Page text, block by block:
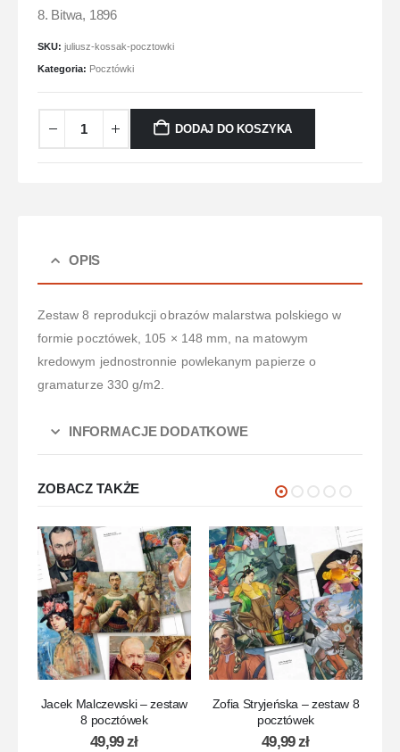
8. Bitwa, 1896
SKU: juliusz-kossak-pocztowki
Kategoria: Pocztówki
DODAJ DO KOSZYKA
OPIS
Zestaw 8 reprodukcji obrazów malarstwa polskiego w
formie pocztówek, 105 × 148 mm, na matowym
kredowym jednostronnie powlekanym papierze o
gramaturze 330 g/m2.
INFORMACJE DODATKOWE
ZOBACZ TAKŻE
Jacek Malczewski – zestaw
8 pocztówek
49,99zł
Zofia Stryjeńska – zestaw 8
pocztówek
49,99zł